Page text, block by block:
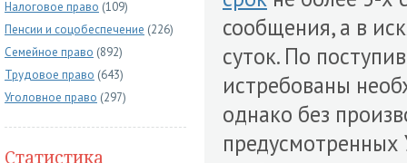
Налоговое право (109)
Пенсии и соцобеспечение (226)
Семейное право (892)
Трудовое право (643)
Уголовное право (297)
Статистика
сообщения, а в
суток. По
истребованы
однако без